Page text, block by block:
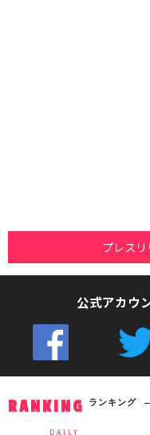
プレス
公式アカウ
RANKING ランキング
DAILY